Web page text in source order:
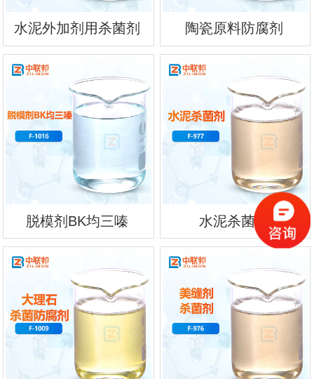
水泥外加剂用杀菌剂 陶瓷原料防腐剂
脱模剂BK均三嗪 水泥杀菌剂